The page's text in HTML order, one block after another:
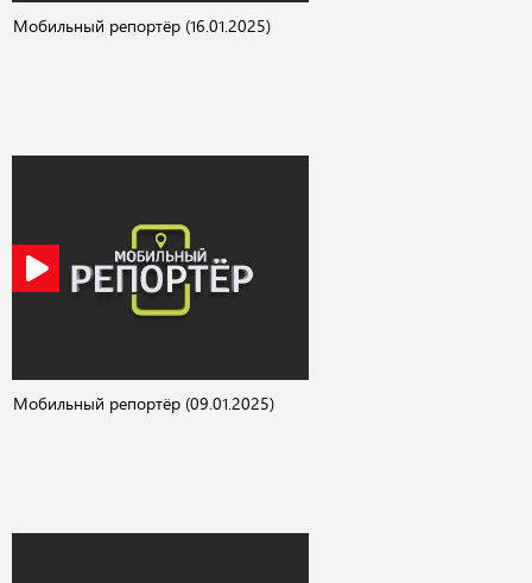
Мобильный репортёр (16.01.2025)
Мобильный репортёр (09.01.2025)